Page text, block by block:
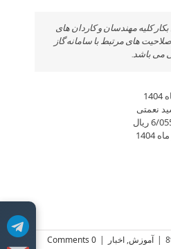
کلیه مهندسان و کاردان های
های مرتبط با سامانه گاز
می باشد.
نعمتی
| آموزش, اخبار |
0 Comments